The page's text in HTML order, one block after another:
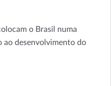
o Brasil numa
ao desenvolvimento do